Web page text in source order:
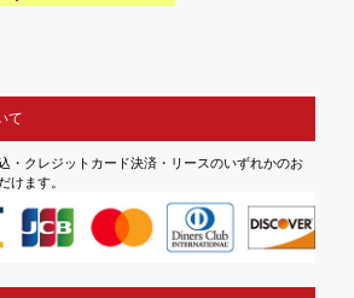
て
・クレジットカード決済・リースのいずれかのお
けます。